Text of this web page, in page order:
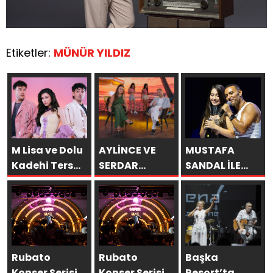
Etiketler: MÜNÜR YILDIZ
M Lisa ve Dolu
Kadehi Ters
Tut’tan Yeni İş
Birliği: “Vişne”
AYLİNCE VE
SERDAR
ORTAÇ’TAN
YAZA
“ROMANTİK
AŞK”
BOMBASI!
MUSTAFA
SANDAL İLE
AYNI SAHNEDE
PARLADI:
AFRA’YA
HARBİYE’DE
BÜYÜK ALKIŞ
Rubato
Rubato
Başka